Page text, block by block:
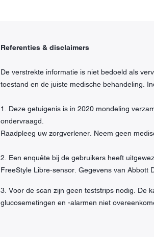
Referenties & disclaimers
De verstrekte informatie is niet bedoeld als
toestand en de juiste medische behandeling.
1. Deze getuigenis is in 2020 mondeling
ondervraagd.
Raadpleeg uw zorgverlener. Neem geen
2. Een enquête bij de gebruikers heeft
FreeStyle Libre-sensor. Gegevens van Abbott
3. Voor de scan zijn geen teststrips nodig. De
glucosemetingen en -alarmen niet